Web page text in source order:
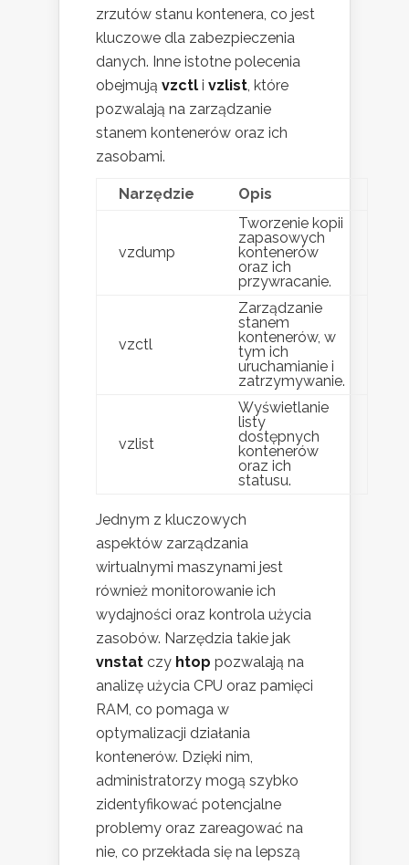
zrzutów stanu kontenera, co jest
kluczowe dla zabezpieczenia
danych. Inne istotne polecenia
obejmują vzctl i vzlist , które
pozwalają na zarządzanie
stanem kontenerów oraz ich
zasobami.
Narzędzie Opis
vzdump
Tworzenie kopii
zapasowych
kontenerów
oraz ich
przywracanie.
vzctl
Zarządzanie
stanem
kontenerów, w
tym ich
uruchamianie i
zatrzymywanie.
vzlist
Wyświetlanie
listy
dostępnych
kontenerów
oraz ich
statusu.
Jednym z kluczowych
aspektów zarządzania
wirtualnymi maszynami jest
również monitorowanie ich
wydajności oraz kontrola użycia
zasobów. Narzędzia takie jak
vnstat czy htop pozwalają na
analizę użycia CPU oraz pamięci
RAM, co pomaga w
optymalizacji działania
kontenerów. Dzięki nim,
administratorzy mogą szybko
zidentyfikować potencjalne
problemy oraz zareagować na
nie, co przekłada się na lepszą